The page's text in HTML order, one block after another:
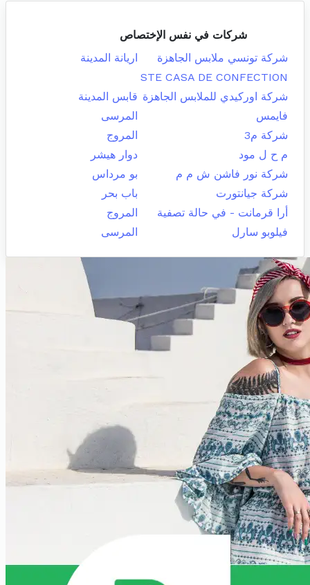
شركات في نفس الإختصاص
شركة تونسي ملابس الجاهزة
اريانة المدينة
STE CASA DE CONFECTION
شركة اوركيدي للملابس الجاهزة قابس المدينة
فايمس
المرسى
شركة م3
المروج
م ح ل مود
دوار هيشر
شركة نور فاشن ش م م
بو مرداس
شركة جيانتورت
باب بحر
أرا قرمانت - في حالة تصفية
المروج
فيلوبو سارل
المرسى